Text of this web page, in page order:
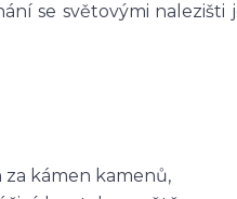
se světovými
za kámen kamenů,